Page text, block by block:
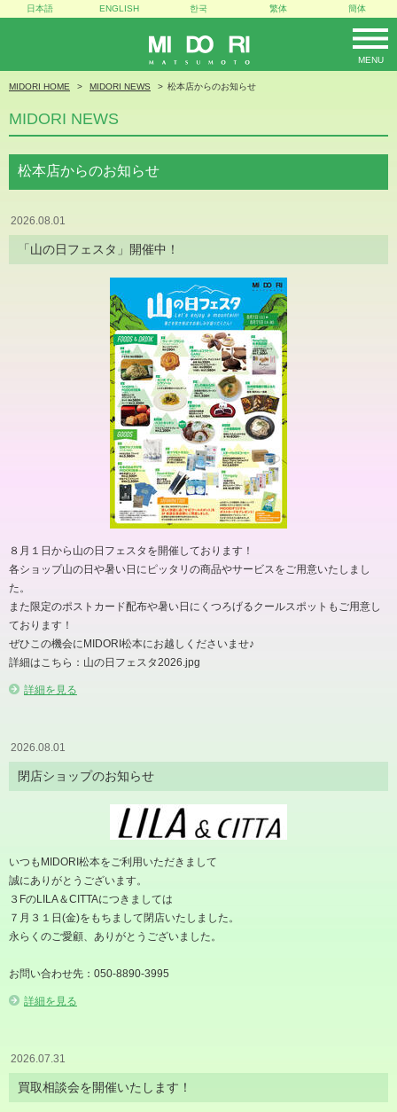
MIDORI
MENU
日本語 ENGLISH 한국 繁体 簡体
MIDORI HOME MIDORI NEWS 松本店からのお知らせ
MIDORI NEWS
松本店からのお知らせ
2026.08.01
「山の日フェスタ」開催中！
８月１日から山の日フェスタを開催しております！
各ショップ山の日や暑い日にピッタリの商品やサービスをご用意いたしまし
た。
また限定のポストカード配布や暑い日にくつろげるクールスポットもご用意し
ております！
ぜひこの機会にMIDORI松本にお越しくださいませ♪
詳細はこちら：山の日フェスタ2026.jpg
詳細を見る
2026.08.01
閉店ショップのお知らせ
いつもMIDORI松本をご利用いただきまして
誠にありがとうございます。
３FのLILA＆CITTAにつきましては
７月３１日(金)をもちまして閉店いたしました。
永らくのご愛顧、ありがとうございました。
お問い合わせ先：050-8890-3995
詳細を見る
2026.07.31
買取相談会を開催いたします！